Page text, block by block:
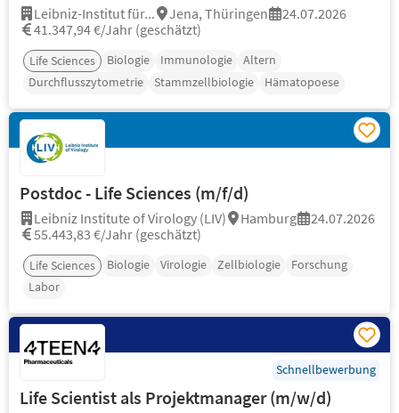
Leibniz-Institut für... Jena, Thüringen
24.07.2026
41.347,94 €/Jahr (geschätzt)
Life Sciences Biologie Immunologie
Altern
Durchflusszytometrie
Stammzellbiologie Hämatopoese
Postdoc - Life Sciences (m/f/d)
Leibniz Institute of Virology (LIV) Hamburg
24.07.2026
55.443,83 €/Jahr (geschätzt)
Life Sciences Biologie Virologie Zellbiologie
Forschung
Labor
Schnellbewerbung
Life Scientist als Projektmanager (m/w/d)